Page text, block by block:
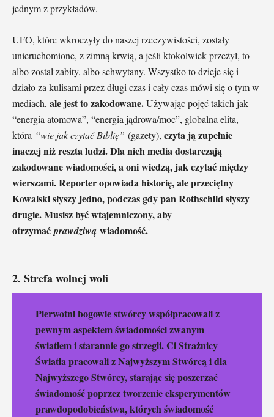
jednym z przykładów.
UFO, które wkroczyły do naszej rzeczywistości, zostały
unieruchomione, z zimną krwią, a jeśli ktokolwiek przeżył, to
albo został zabity, albo schwytany. Wszystko to dzieje się i
działo za kulisami przez długi czas i cały czas mówi się o tym w
mediach, ale jest to zakodowane.Używając pojęć takich jak
“energia atomowa”, “energia jądrowa/moc”, globalna elita,
która “wie jak czytać Biblię” (gazety), czyta ją zupełnie
inaczej niż reszta ludzi.Dla nich media dostarczają
zakodowane wiadomości, a oni wiedzą, jak czytać między
wierszami. Reporter opowiada historię, ale przeciętny
Kowalski słyszy jedno, podczas gdy pan Rothschild słyszy
drugie. Musisz być wtajemniczony, aby
otrzymaćprawdziwą wiadomość.
2. Strefa wolnej woli
Pierwotni bogowie stwórcy współpracowali z
pewnym aspektem świadomości zwanym
światłem i starannie go strzegli. Ci Strażnicy
Światła pracowali z Najwyższym Stwórcą i dla
Najwyższego Stwórcy, starając się poszerzać
świadomość poprzez tworzenie eksperymentów
prawdopodobieństwa, których świadomość